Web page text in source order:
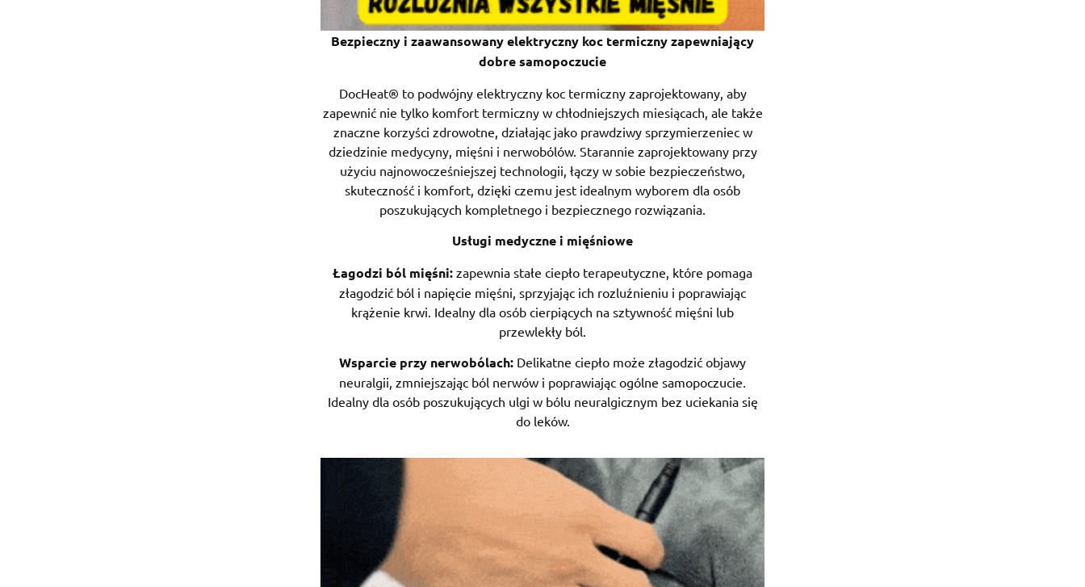
Bezpieczny i zaawansowany elektryczny koc termiczny zapewniający
dobre samopoczucie
DocHeat® to podwójny elektryczny koc termiczny zaprojektowany, aby
zapewnić nie tylko komfort termiczny w chłodniejszych miesiącach, ale także
znaczne korzyści zdrowotne, działając jako prawdziwy sprzymierzeniec w
dziedzinie medycyny, mięśni i nerwobólów. Starannie zaprojektowany przy
użyciu najnowocześniejszej technologii, łączy w sobie bezpieczeństwo,
skuteczność i komfort, dzięki czemu jest idealnym wyborem dla osób
poszukujących kompletnego i bezpiecznego rozwiązania.
Usługi medyczne i mięśniowe
Łagodzi ból mięśni: zapewnia stałe ciepło terapeutyczne, które pomaga
złagodzić ból i napięcie mięśni, sprzyjając ich rozluźnieniu i poprawiając
krążenie krwi. Idealny dla osób cierpiących na sztywność mięśni lub
przewlekły ból.
Wsparcie przy nerwobólach: Delikatne ciepło może złagodzić objawy
neuralgii, zmniejszając ból nerwów i poprawiając ogólne samopoczucie.
Idealny dla osób poszukujących ulgi w bólu neuralgicznym bez uciekania się
do leków.